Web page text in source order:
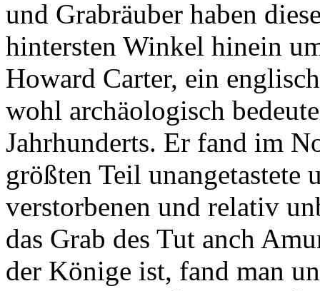
und Grabräuber haben
hintersten Winkel hinein
Howard Carter, ein
wohl archäologisch
Jahrhunderts. Er fand im
größten Teil unangetastete
verstorbenen und relativ
das Grab des Tut anch
der Könige ist, fand man